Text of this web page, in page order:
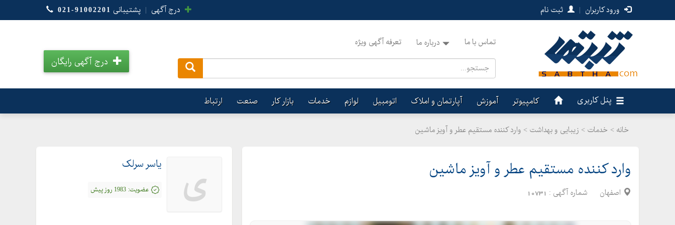
ورود کاربران | ثبت نام درج آگهی | پشتیبانی 021-91002201
تماس با ما درباره ما تعرفه آگهی ویژه
درج آگهی رایگان
پنل کاربری کامپیوتر آموزش آپارتمان و املاک اتومبیل لوازم خدمات بازار کار صنعت ارتباط
خانه > خدمات > زیبایی و بهداشت > وارد کننده مستقیم عطر و آویز ماشین
وارد کننده مستقیم عطر و آویز ماشین
اصفهان شماره آگهی : 10731 ی یاسر سرلک
عضویت: 1983 روز پیش